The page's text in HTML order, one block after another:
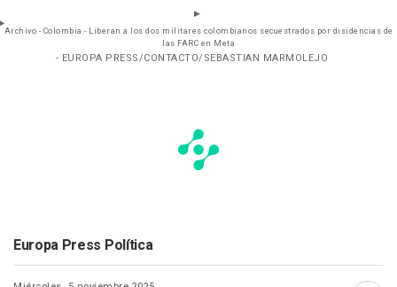
Archivo - Colombia.- Liberan a los dos militares colombianos secuestrados por disidencias de
las FARC en Meta
- EUROPA PRESS/CONTACTO/SEBASTIAN MARMOLEJO
Europa Press Política